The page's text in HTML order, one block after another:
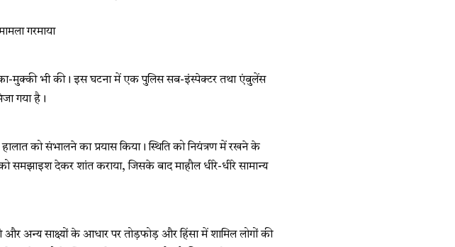
गरमाया
मुक्की भी की। इस घटना में एक पुलिस सब-इंस्पेक्टर तथा एंबुलेंस
गया है।
को संभालने का प्रयास किया। स्थिति को नियंत्रण में रखने के
समझाइश देकर शांत कराया, जिसके बाद माहौल धीरे-धीरे सामान्य
अन्य साक्ष्यों के आधार पर तोड़फोड़ और हिंसा में शामिल लोगों की